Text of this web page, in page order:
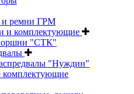
ремни ГРМ
и комплектующие
"СТК"
"Нуждин"
комплектующие